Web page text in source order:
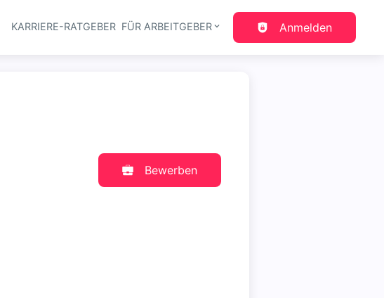
Haupt-Navigation
KARRIERE-RATGEBER FÜR ARBEITGEBER Anmelden
Bewerben